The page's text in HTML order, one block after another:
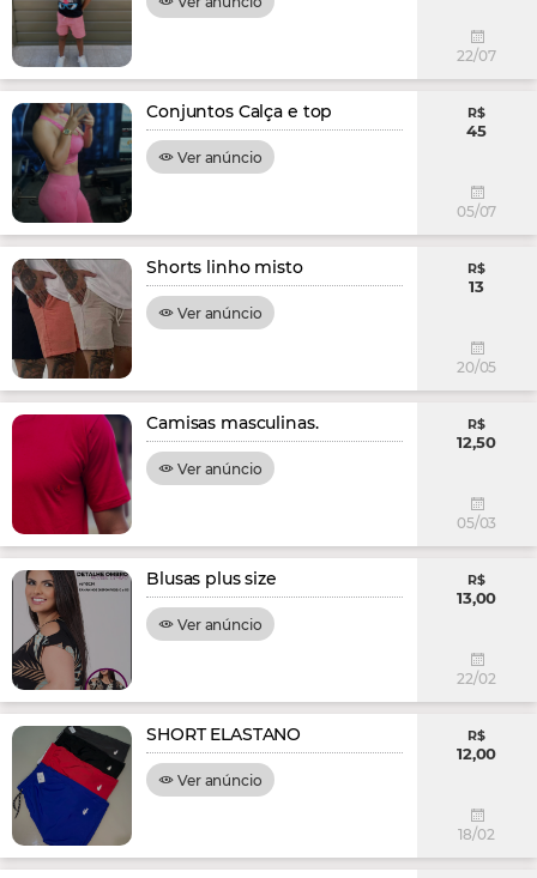
22/07
Conjuntos Calça e top
Ver anúncio
R$
45
05/07
Shorts linho misto
Ver anúncio
R$
13
20/05
Camisas masculinas.
Ver anúncio
R$
12,50
05/03
Blusas plus size
Ver anúncio
R$
13,00
22/02
SHORT ELASTANO
Ver anúncio
R$
12,00
18/02